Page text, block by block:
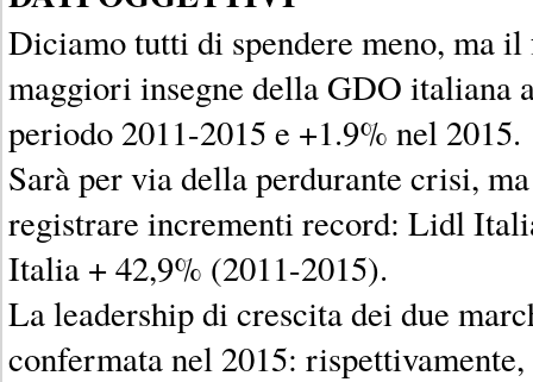
Diciamo tutti di spendere meno, ma
maggiori insegne della GDO italiana
periodo 2011-2015 e +1.9% nel 2015.
Sarà per via della perdurante crisi,
registrare incrementi record: Lidl
Italia + 42,9% (2011-2015).
La leadership di crescita dei due
confermata nel 2015: